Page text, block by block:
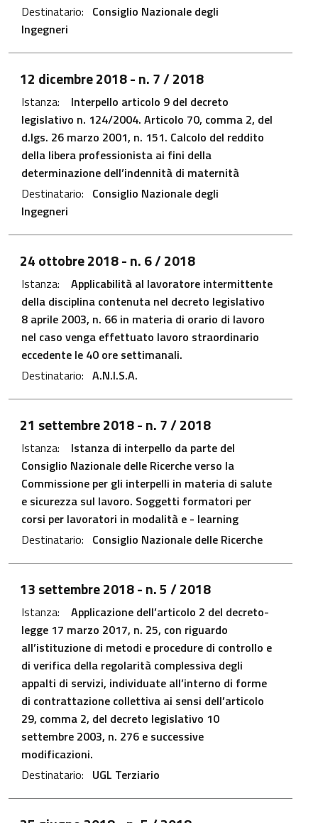
Destinatario: Consiglio Nazionale degli
Ingegneri
12 dicembre 2018- n. 7 / 2018
Istanza:
Interpello articolo 9 del decreto
legislativo n. 124/2004. Articolo 70, comma 2, del
d.lgs. 26 marzo 2001, n. 151. Calcolo del reddito
della libera professionista ai fini della
determinazione dell’indennità di maternità
Destinatario: Consiglio Nazionale degli
Ingegneri
24 ottobre 2018- n. 6 / 2018
Istanza:
Applicabilità al lavoratore intermittente
della disciplina contenuta nel decreto legislativo
8 aprile 2003, n. 66 in materia di orario di lavoro
nel caso venga effettuato lavoro straordinario
eccedente le 40 ore settimanali.
Destinatario: A.N.I.S.A.
21 settembre 2018- n. 7 / 2018
Istanza:
Istanza di interpello da parte del
Consiglio Nazionale delle Ricerche verso la
Commissione per gli interpelli in materia di salute
e sicurezza sul lavoro. Soggetti formatori per
corsi per lavoratori in modalità e - learning
Destinatario: Consiglio Nazionale delle Ricerche
13 settembre 2018- n. 5 / 2018
Istanza:
Applicazione dell’articolo 2 del decreto-
legge 17 marzo 2017, n. 25, con riguardo
all’istituzione di metodi e procedure di controllo e
di verifica della regolarità complessiva degli
appalti di servizi, individuate all’interno di forme
di contrattazione collettiva ai sensi dell’articolo
29, comma 2, del decreto legislativo 10
settembre 2003, n. 276 e successive
modificazioni.
Destinatario: UGL Terziario